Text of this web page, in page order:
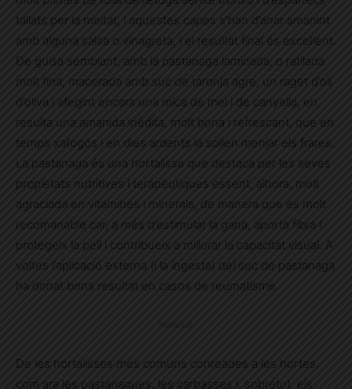
tallats per la meitat, i aquestes capes s’han d’anar amanint
amb alguna salsa o vinagreta, i el resultat final és excel·lent.
De guisa semblant, amb la pastanaga laminada, o ratllada
molt fina, macerada amb suc de taronja agre, un raget d’oli
d’oliva i afegint encara una mica de mel i de canyella, en
resulta una amanida inèdita, molt bona i refrescant, que en
temps xafogós i en dies ardents la solien menjar els frares.
La pastanaga és una hortalissa que destaca per les seves
propietats nutritives i terapèutiques essent, alhora, molt
agraciada en vitamines i minerals, de manera que és molt
recomanable car, a més d’estimular la gana, aporta fibra i
protegeix la pell i contribueix a millorar la capacitat visual. A
voltes l’aplicació externa (i la ingesta) del suc de pastanaga
ha donat bons resultat en casos de reumatisme.
De les hortalisses més comuns conreades a les hortes,
com ara les pastanagues, les carbasses i, sobretot, els